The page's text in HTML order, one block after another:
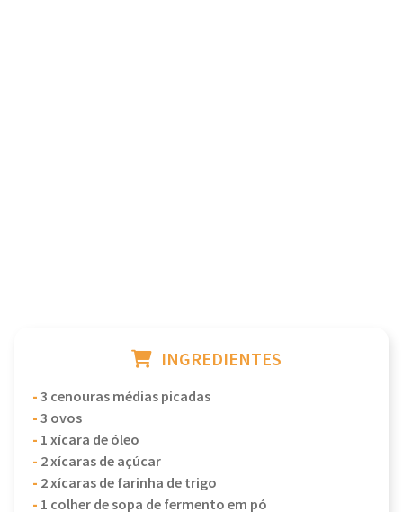
INGREDIENTES
-3 cenouras médias picadas
-3 ovos
- 1 xícara de óleo
- 2 xícaras de açúcar
- 2 xícaras de farinha de trigo
- 1 colher de sopa de fermento em pó